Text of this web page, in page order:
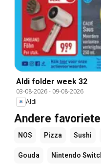
Aldi folder week 32
03-08-2026- 09-08-2026
Aldi
Andere
NOS Pizza Sushi
Gouda Nintendo